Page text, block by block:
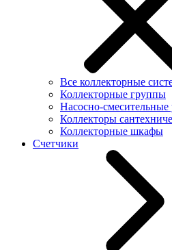
Все коллекторные
Коллекторные группы
Насосно-смесительные
Коллекторы
Коллекторные шкафы
Счетчики